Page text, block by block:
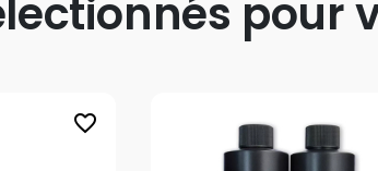
pour
favorite_border